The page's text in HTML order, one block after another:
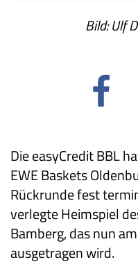
Bild: Ulf
Die easyCredit BBL
EWE Baskets
Rückrunde fest
verlegte Heimspiel
Bamberg, das nun
ausgetragen wird.